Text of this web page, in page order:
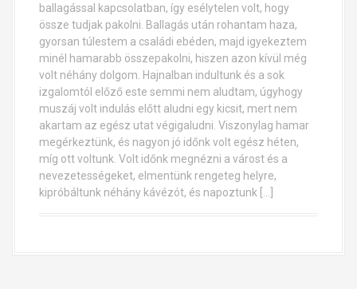
ballagással kapcsolatban, így esélytelen volt, hogy
össze tudjak pakolni. Ballagás után rohantam haza,
gyorsan túlestem a családi ebéden, majd igyekeztem
minél hamarabb összepakolni, hiszen azon kívül még
volt néhány dolgom. Hajnalban indultunk és a sok
izgalomtól előző este semmi nem aludtam, úgyhogy
muszáj volt indulás előtt aludni egy kicsit, mert nem
akartam az egész utat végigaludni. Viszonylag hamar
megérkeztünk, és nagyon jó időnk volt egész héten,
míg ott voltunk. Volt időnk megnézni a várost és a
nevezetességeket, elmentünk rengeteg helyre,
kipróbáltunk néhány kávézót, és napoztunk […]